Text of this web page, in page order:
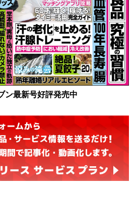
ン最新号好評発売中